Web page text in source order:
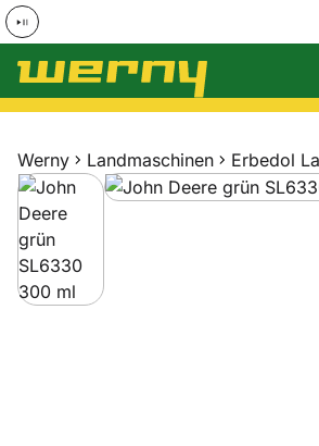
Zum Hauptinhalt springen
Werny Landmaschinen Erbedol
Produktgalerie
Zur Kaufbox springen